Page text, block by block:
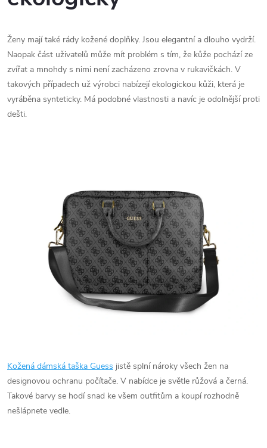
Ženy mají také rády kožené doplňky. Jsou elegantní a dlouho vydrží.
Naopak část uživatelů může mít problém s tím, že kůže pochází ze
zvířat a mnohdy s nimi není zacházeno zrovna v rukavičkách. V
takových případech už výrobci nabízejí ekologickou kůži, která je
vyráběna synteticky. Má podobné vlastnosti a navíc je odolnější proti
dešti.
Kožená dámská taška Guess jistě splní nároky všech žen na
designovou ochranu počítače. V nabídce je světle růžová a černá.
Takové barvy se hodí snad ke všem outfitům a koupí rozhodně
nešlápnete vedle.